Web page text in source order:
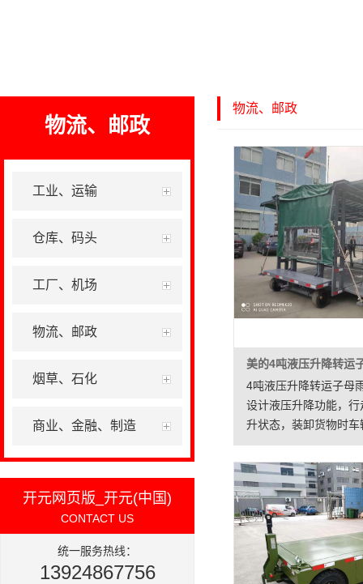
物流、邮政
工业、运输
仓库、码头
工厂、机场
物流、邮政
烟草、石化
商业、金融、制造
开元网页版_开元(中国)
CONTACT US
统一服务热线：
13924867756
物流、邮政
4吨液压升降转运子母
设计液压升降功能，
升状态，装卸货物时
态，顶部配雨棚内空
后雨布为固定式，雨
顶部两侧配上翻式气
与车体两侧下部外翻
链接，打开雨棚时翻
推行物料车进行装卸
架配联动转向机构，
转，牵引车与母车接